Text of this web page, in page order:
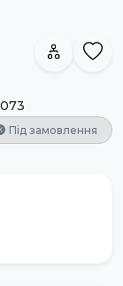
Під замовлення